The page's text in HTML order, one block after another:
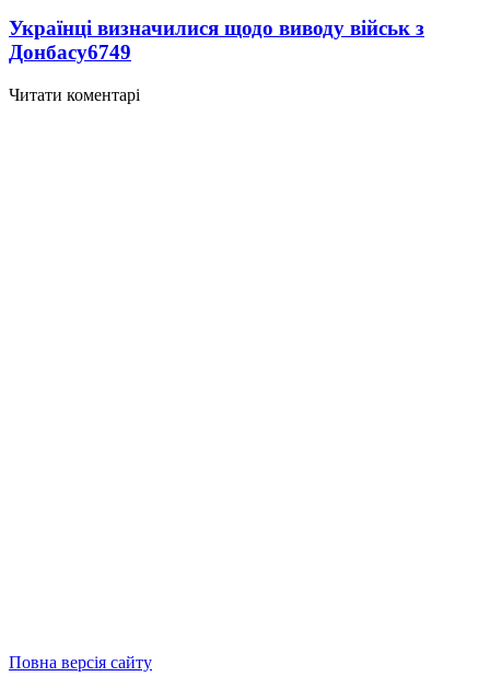
Українці визначилися щодо виводу військ з
Донбасу6749
Читати коментарі
Повна версія сайту